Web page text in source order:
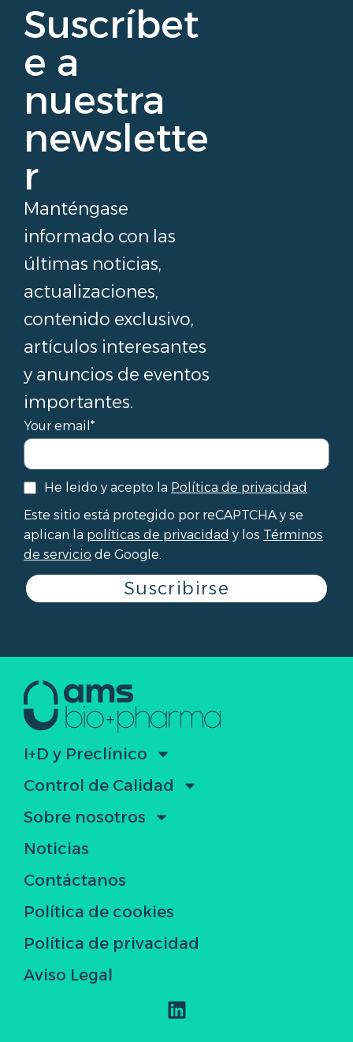
Suscríbet
e a
nuestra
newslette
r
Manténgase
informado con las
últimas noticias,
actualizaciones,
contenido exclusivo,
artículos interesantes
y anuncios de eventos
importantes.
Your email*
He leido y acepto la Política de privacidad
Este sitio está protegido por reCAPTCHA y se
aplican la políticas de privacidad y los Términos
de servicio de Google.
Suscribirse
I+D y Preclínico
Control de Calidad
Sobre nosotros
Noticias
Contáctanos
Política de cookies
Política de privacidad
Aviso Legal